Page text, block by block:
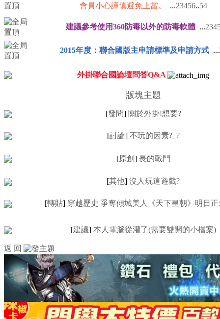
會員小心謹慎避免上當。
...23456..54
建議參考使用360防毒以外的防毒軟體 ...234
2015年度：聯合國版主申請標準及申請方式 ...
外掛聯合國論壇問答Q&A
版塊主題
[發問] 關於外掛!想要?
[討論] 不玩的因素?_?
[原創] 長的戰鬥
[其他] 沒人玩這遊戲?
[轉貼] 穿越歷史 爭奪傾城美人《天下皇朝》明日
[建議] 本人電腦從灌了(需要雙開的小檔案)
返 回